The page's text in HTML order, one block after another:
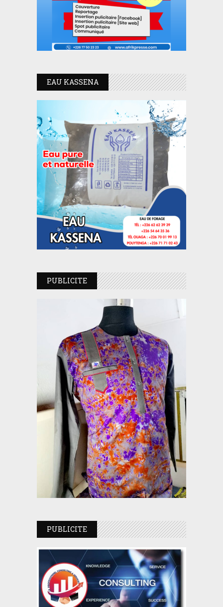
EAU KASSENA
PUBLICITE
PUBLICITE